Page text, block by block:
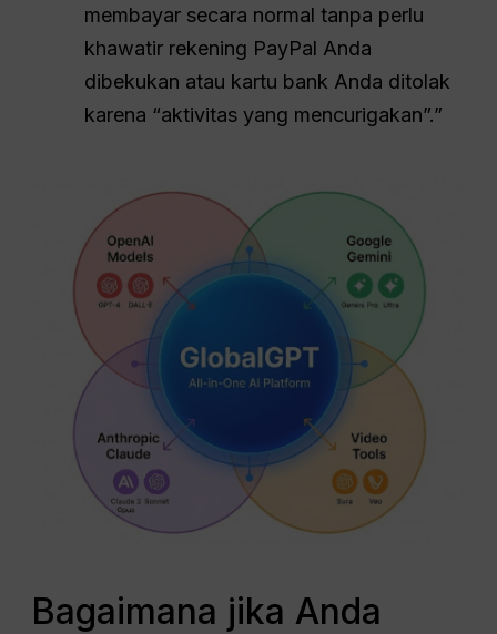
membayar secara normal tanpa perlu
khawatir rekening PayPal Anda
dibekukan atau kartu bank Anda ditolak
karena “aktivitas yang mencurigakan”.”
Bagaimana jika Anda